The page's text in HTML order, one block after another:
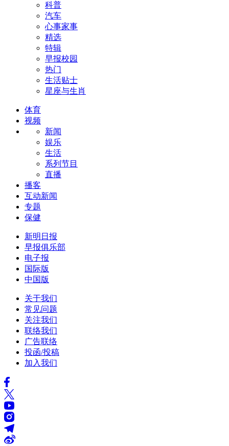
科普
汽车
心事家事
精选
特辑
早报校园
热门
生活贴士
星座与生肖
体育
视频
新闻
娱乐
生活
系列节目
直播
播客
互动新闻
专题
保健
新明日报
早报俱乐部
电子报
国际版
中国版
关于我们
常见问题
关注我们
联络我们
广告联络
投函/投稿
加入我们